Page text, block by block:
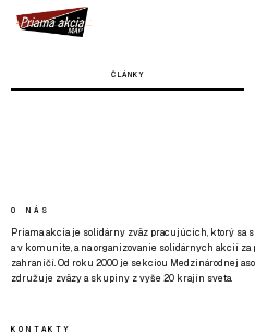
ČLÁNKY
O NÁS
Priama akcia je solidárny zväz pracujúcich, ktorý
a v komunite, a na organizovanie solidárnych akcií
zahraničí. Od roku 2000 je sekciou Medzinárodnej
združuje zväzy a skupiny z vyše 20 krajín sveta.
KONTAKTY